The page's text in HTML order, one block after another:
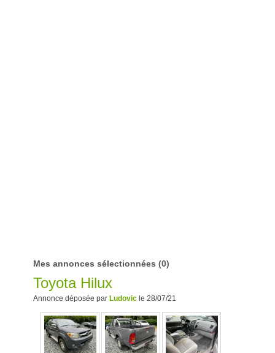
Mes annonces sélectionnées (0)
Toyota Hilux
Annonce déposée par Ludovic le 28/07/21